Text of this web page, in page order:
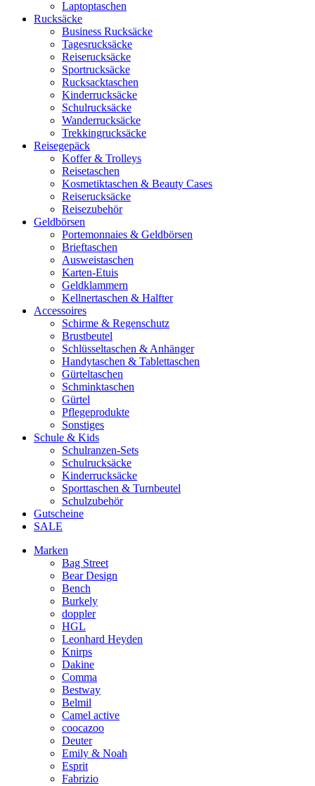
Laptoptaschen
Rucksäcke
Business Rucksäcke
Tagesrucksäcke
Reiserucksäcke
Sportrucksäcke
Rucksacktaschen
Kinderrucksäcke
Schulrucksäcke
Wanderrucksäcke
Trekkingrucksäcke
Reisegepäck
Koffer & Trolleys
Reisetaschen
Kosmetiktaschen & Beauty Cases
Reiserucksäcke
Reisezubehör
Geldbörsen
Portemonnaies & Geldbörsen
Brieftaschen
Ausweistaschen
Karten-Etuis
Geldklammern
Kellnertaschen & Halfter
Accessoires
Schirme & Regenschutz
Brustbeutel
Schlüsseltaschen & Anhänger
Handytaschen & Tablettaschen
Gürteltaschen
Schminktaschen
Gürtel
Pflegeprodukte
Sonstiges
Schule & Kids
Schulranzen-Sets
Schulrucksäcke
Kinderrucksäcke
Sporttaschen & Turnbeutel
Schulzubehör
Gutscheine
SALE
Marken
Bag Street
Bear Design
Bench
Burkely
doppler
HGL
Leonhard Heyden
Knirps
Dakine
Comma
Bestway
Belmil
Camel active
coocazoo
Deuter
Emily & Noah
Esprit
Fabrizio